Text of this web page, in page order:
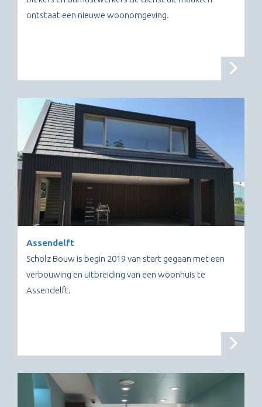
ontstaat een nieuwe woonomgeving.
Assendelft
Scholz Bouw is begin 2019 van start gegaan met een
verbouwing en uitbreiding van een woonhuis te
Assendelft.